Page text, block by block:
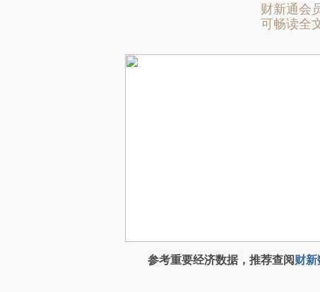
财新通会
可畅读全
参考重要经济数据，推荐查阅财新